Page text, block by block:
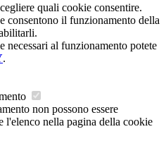
quali cookie consentire.
consentono il funzionamento della
necessari al funzionamento potete
.
non possono essere
l'elenco nella pagina della cookie